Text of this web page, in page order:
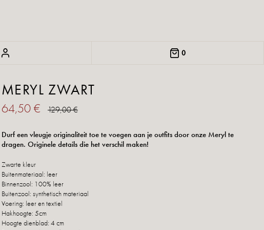
0
MERYL ZWART
64,50 € 129,00 €
Durf een vleugje originaliteit toe te voegen aan je outfits door onze Meryl te
dragen. Originele details die het verschil maken!
Zwarte kleur
Buitenmateriaal: leer
Binnenzool: 100% leer
Buitenzool: synthetisch materiaal
Voering: leer en textiel
Hakhoogte: 5cm
Hoogte dienblad: 4 cm